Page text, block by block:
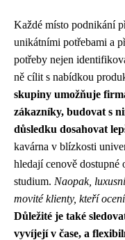
Každé místo podnikání
unikátními potřebami a
potřeby nejen
ně cílit s nabídkou
skupiny umožňuje
zákazníky, budovat s
důsledku dosahovat
kavárna v blízkosti
hledají cenově dostupné
studium. Naopak,
movité klienty, kteří
Důležité je také
vyvíjejí v čase, a